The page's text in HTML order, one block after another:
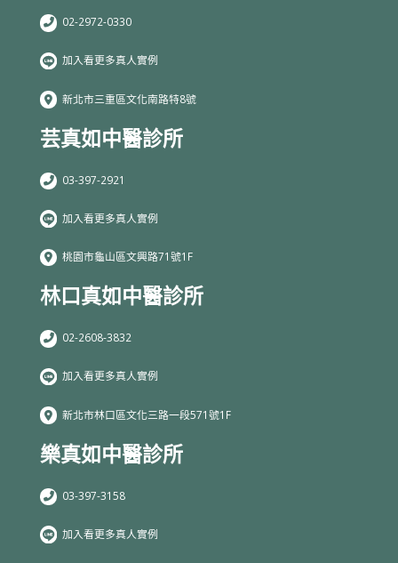
02-2972-0330
加入看更多真人實例
新北市三重區文化南路特8號
芸真如中醫診所
03-397-2921
加入看更多真人實例
桃園市龜山區文興路71號1F
林口真如中醫診所
02-2608-3832
加入看更多真人實例
新北市林口區文化三路一段571號1F
樂真如中醫診所
03-397-3158
加入看更多真人實例